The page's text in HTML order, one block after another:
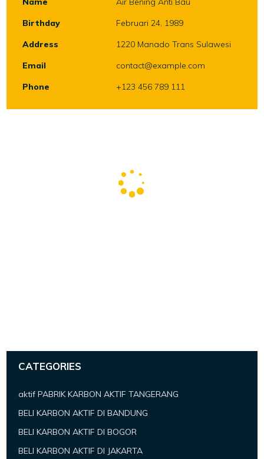
Birthday
Februari 24, 1989
Address
1220 Manado Trans Sulawesi
Email
contact@example.com
Phone
+123 456 789 111
CATEGORIES
aktif PABRIK KARBON AKTIF TANGERANG
BELI KARBON AKTIF DI BANDUNG
BELI KARBON AKTIF DI BOGOR
BELI KARBON AKTIF DI JAKARTA